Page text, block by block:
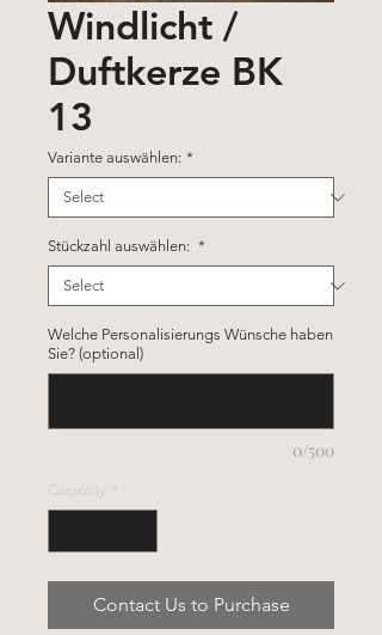
Windlicht /
Duftkerze BK
13
Variante auswählen: *
Stückzahl auswählen: *
Welche Personalisierungs Wünsche haben
Sie? (optional)
0/500
Quantity
Contact Us to Purchase